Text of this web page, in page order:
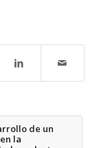
de un
la